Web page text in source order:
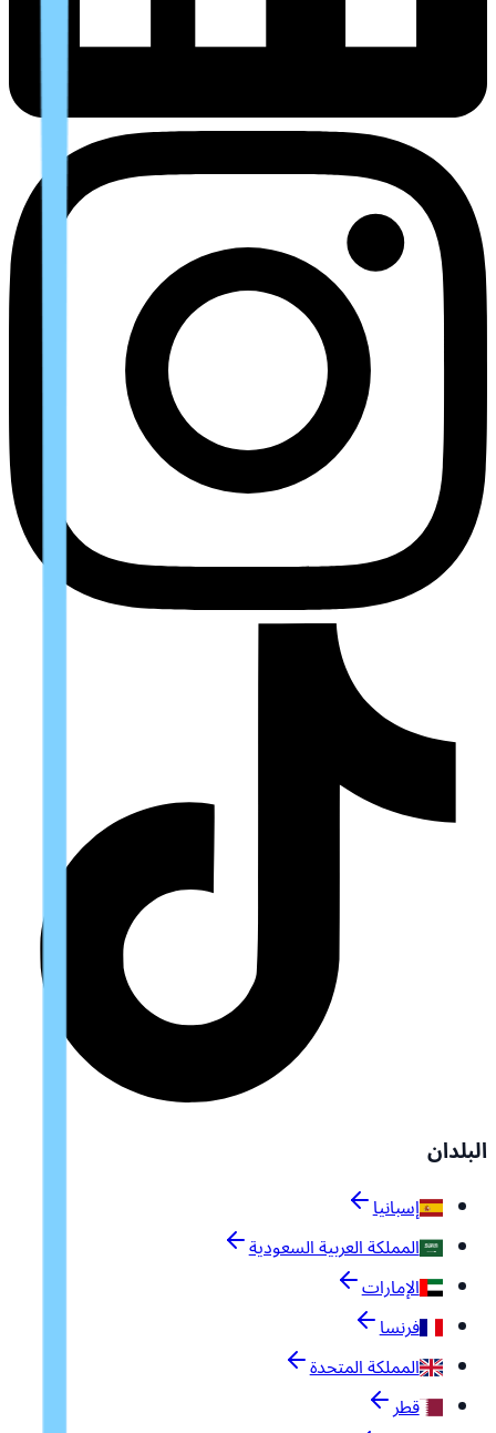
البلدان
إسبانيا
المملكة العربية السعودية
الإمارات
فرنسا
المملكة المتحدة
قطر